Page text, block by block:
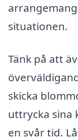
situationen.
Tänk på att
skicka
uttrycka sina
en svår tid.